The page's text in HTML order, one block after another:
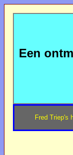
Een
Fred Triep's